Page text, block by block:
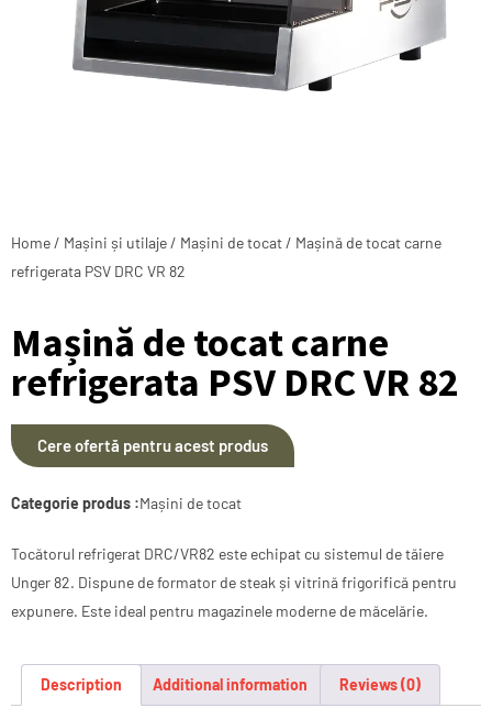
Home/ Mașini și utilaje/ Mașini de tocat/ Mașină de tocat carne
refrigerata PSV DRC VR 82
Mașină de tocat carne
refrigerata PSV DRC VR 82
Cere ofertă pentru acest produs
Categorie produs :Mașini de tocat
Tocătorul refrigerat DRC/VR82 este echipat cu sistemul de tăiere
Unger 82. Dispune de formator de steak și vitrină frigorifică pentru
expunere. Este ideal pentru magazinele moderne de măcelărie.
Description Additional information Reviews (0)